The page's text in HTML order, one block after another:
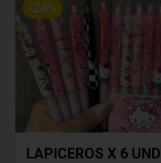
-24%
LAPICEROS X 6 UND